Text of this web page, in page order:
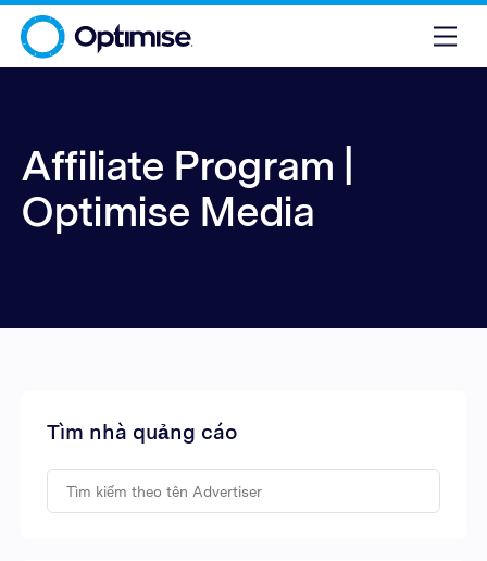
Affiliate Program |
Optimise Media
Tìm nhà quảng cáo